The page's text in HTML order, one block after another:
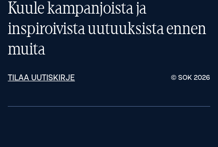
Kuule kampanjoista ja
inspiroivista uutuuksista ennen
muita
TILAA UUTISKIRJE © SOK 2026